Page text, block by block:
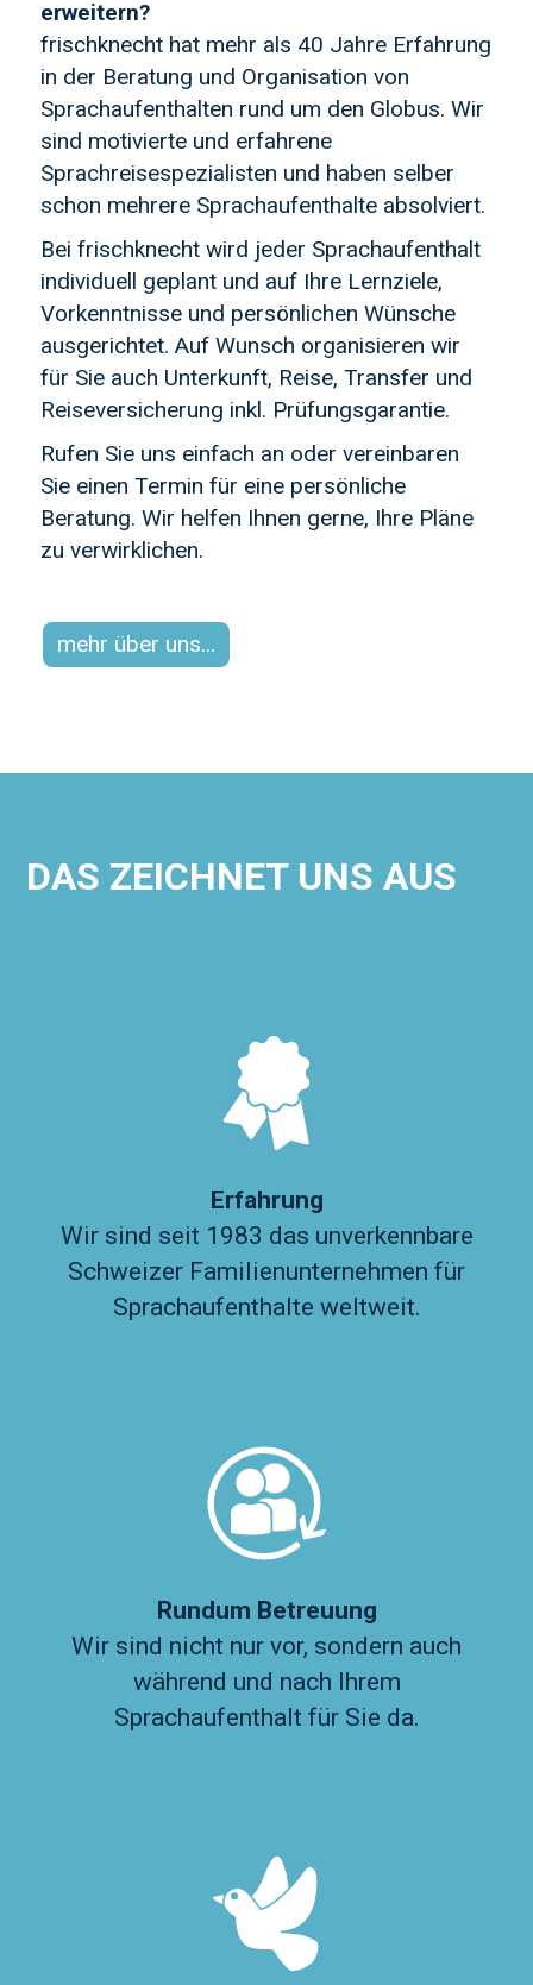
erweitern?
frischknecht hat mehr als 40 Jahre Erfahrung
in der Beratung und Organisation von
Sprachaufenthalten rund um den Globus. Wir
sind motivierte und erfahrene
Sprachreisespezialisten und haben selber
schon mehrere Sprachaufenthalte absolviert.
Bei frischknecht wird jeder Sprachaufenthalt
individuell geplant und auf Ihre Lernziele,
Vorkenntnisse und persönlichen Wünsche
ausgerichtet. Auf Wunsch organisieren wir
für Sie auch Unterkunft, Reise, Transfer und
Reiseversicherung inkl. Prüfungsgarantie.
Rufen Sie uns einfach an oder vereinbaren
Sie einen Termin für eine persönliche
Beratung. Wir helfen Ihnen gerne, Ihre Pläne
zu verwirklichen.
mehr über uns...
DAS ZEICHNET UNS AUS
Erfahrung
Wir sind seit 1983 das unverkennbare
Schweizer Familienunternehmen für
Sprachaufenthalte weltweit.
Rundum Betreuung
Wir sind nicht nur vor, sondern auch
während und nach Ihrem
Sprachaufenthalt für Sie da.